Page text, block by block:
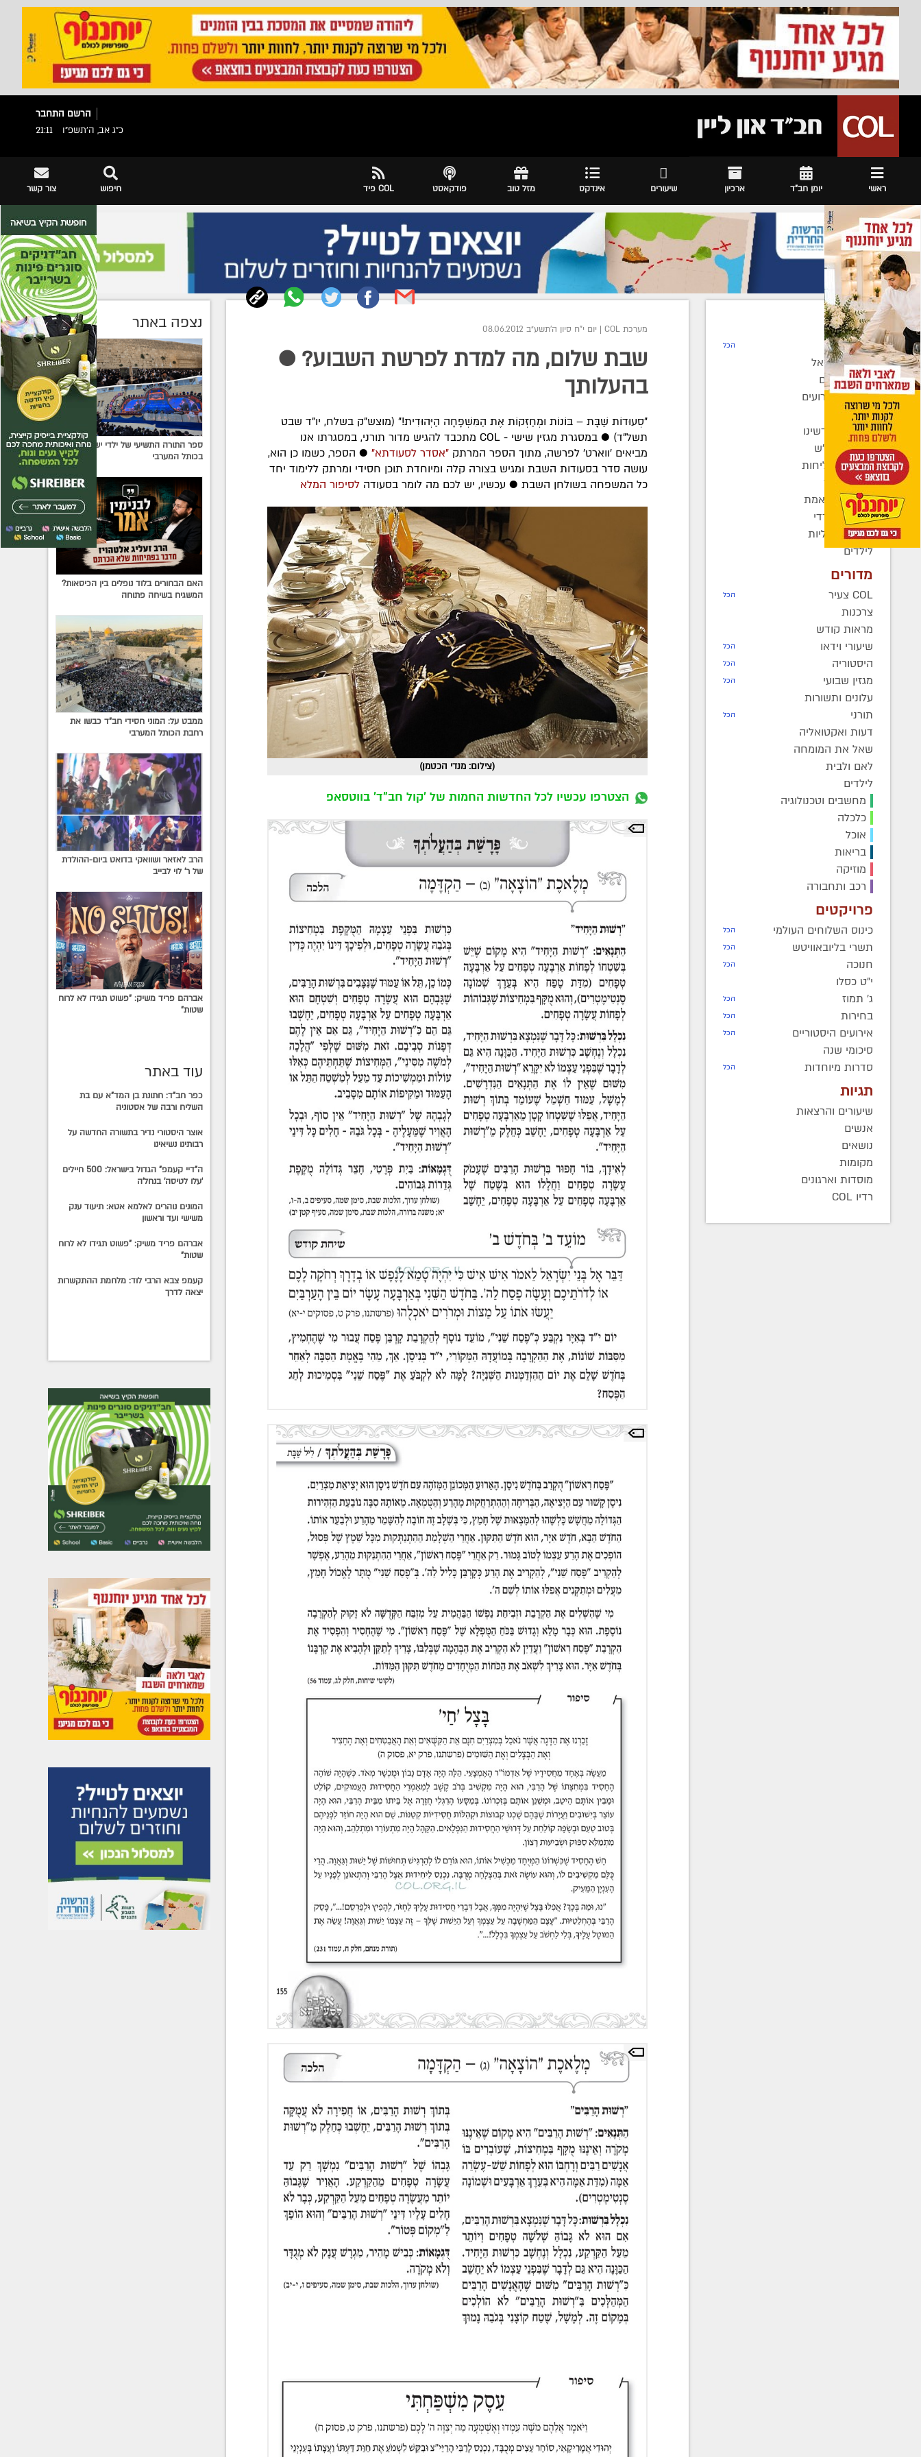
הרשם התחבר
כ"ג אב, ה׳תשפ״ו
21:11
ראשי יומן חב"ד ארכיון שיעורים אינדקס מזל טוב פודקאסט COL פיד צור קשר חיפוש
חדשות
רדיו COL הכל
חב"ד בישראל
חב"ד בעולם
כינוסים ואירועים
קהילות
בחצרות קדשינו
שמחות אנ"ש
יוצאים לשליחות
נשות חב"ד
ברוך דיין האמת
בעולם החרדי
חדשות כלליות
לילדים
מדורים
COL צעיר הכל
צרכנות
מראות קודש
שיעורי וידאו
הכל
היסטוריה הכל
מגזין שבועי הכל
עלונים ותשורות
תורני
הכל
דעות ואקטואליה
שאל את המומחה
לאם ולבית
לילדים
מחשבים וטכנולוגיה
כלכלה
אוכל
בריאות
מוזיקה
רכב ותחבורה
פרויקטים
כינוס השלוחים העולמי הכל
תשרי בליובאוויטש הכל
חנוכה הכל
י"ט כסלו
ג' תמוז
הכל
בחירות הכל
אירועים היסטוריים הכל
סיכומי שנה
סדרות מיוחדות
הכל
תגיות
שיעורים והרצאות
אנשים
נושאים
מקומות
מוסדות וארגונים
רדיו COL
מערכת COL | יום י"ח סיון ה׳תשע״ב 08.06.2012
שבת שלום, מה למדת לפרשת השבוע? ●
בהעלותך
"סְעוּדוֹת שַׁבָּת – בּוֹנוֹת וּמְחַזְּקוֹת אֶת הַמִּשְׁפָּחָה הַיְּהוּדִית!" (מוצש"ק בשלח, יו"ד שבט
תשל"ד) ● במסגרת מגזין שישי - COL מתכבד להגיש מדור תורני, במסגרתו אנו
מביאים 'ווארט' לפרשה, מתוך הספר המרתק"אסדר לסעודתא" ● הספר, כשמו כן הוא,
עושה סדר בסעודות השבת ומגיש בצורה קלה ומיוחדת תוכן חסידי ומרתק ללימוד יחד
כל המשפחה בשולחן השבת ● עכשיו, יש לכם מה לומר בסעודהלסיפור המלא
(צילום: מנדי הכטמן)
הצטרפו עכשיו לכל החדשות החמות של 'קול חב"ד' בווטסאפ
נצפה באתר
ספר התורה התשיעי של ילדי ישראל הוכנס
בכותל המערבי
האם הבחורים בלוד נופלים בין הכיסאות?
המשגיח בשיחה פתוחה
ממבט על: המוני חסידי חב"ד כבשו את
רחבת הכותל המערבי
הרב לאזאר ושוואקי בדואט ביום-ההולדת
של ר' לוי לבייב
אברהם פריד משיק: "פשוט תגידו לא לרוח
שטות"
עוד באתר
כפר חב"ד: חתונת בן המד"א עם בת
השליח ורבה של אסטוניה
אוצר היסטורי נדיר בתשורה החדשה על
רבותינו נשיאינו
ה"דיי קעמפ" הגדול בישראל: 500 חיילים
'עלו לטיסה' בנחל'ה
המונים נוהרים לאלמא אטא: תיעוד ענק
משישי ועד וראשון
אברהם פריד משיק: "פשוט תגידו לא לרוח
שטות"
קעמפ צבא הרבי לוד: מלחמת ההתקשרות
יצאה לדרך